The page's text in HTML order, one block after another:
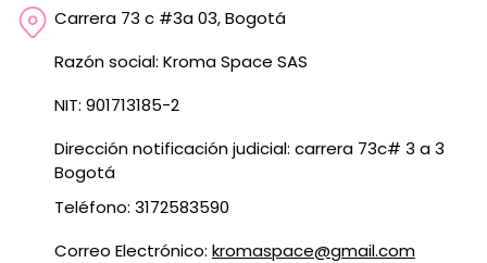
Carrera 73 c #3a 03, Bogotá
Razón social: Kroma Space SAS
NIT: 901713185-2
Dirección notificación judicial: carrera 73c# 3 a 3
Bogotá
Teléfono: 3172583590
Correo Electrónico: kromaspace@gmail.com